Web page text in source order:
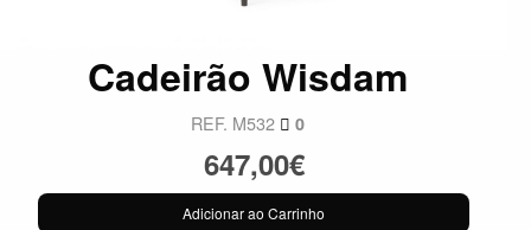
Cadeirão Wisdam
REF. M532 0
647,00€
Adicionar ao Carrinho